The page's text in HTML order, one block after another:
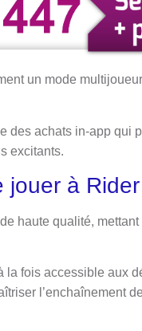
un mode
des achats in-app qui
excitants.
à
haute qualité,
fois accessible aux
l’enchaînement